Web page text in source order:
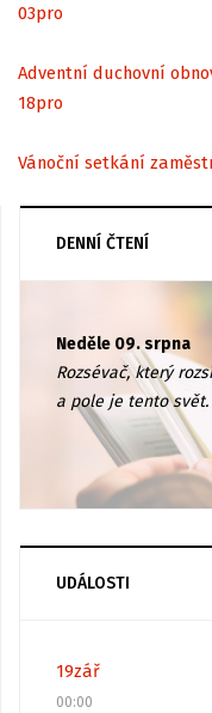
03pro
Adventní duchovní
18pro
Vánoční setkání
DENNÍ ČTENÍ
Neděle 09. srpna
Rozsévač, který
a pole je tento svět.
UDÁLOSTI
19zář
00:00